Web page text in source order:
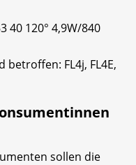
40 120° 4,9W/840
betroffen: FL4j, FL4E,
sollen die